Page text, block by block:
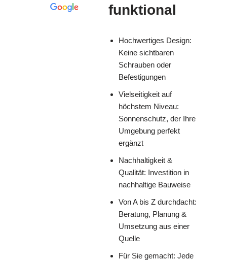
funktional
Hochwertiges Design:
Keine sichtbaren
Schrauben oder
Befestigungen
Vielseitigkeit auf
höchstem Niveau:
Sonnenschutz, der Ihre
Umgebung perfekt
ergänzt
Nachhaltigkeit &
Qualität: Investition in
nachhaltige Bauweise
Von A bis Z durchdacht:
Beratung, Planung &
Umsetzung aus einer
Quelle
Für Sie gemacht: Jede